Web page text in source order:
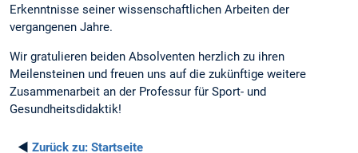
Erkenntnisse seiner wissenschaftlichen Arbeiten der
vergangenen Jahre.
Wir gratulieren beiden Absolventen herzlich zu ihren
Meilensteinen und freuen uns auf die zukünftige weitere
Zusammenarbeit an der Professur für Sport- und
Gesundheitsdidaktik!
◄ Zurück zu: Startseite